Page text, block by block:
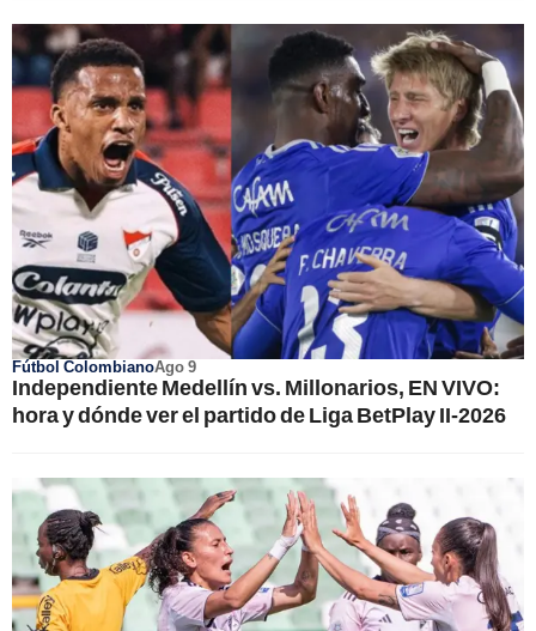
Fútbol ColombianoAgo 9
Independiente Medellín vs. Millonarios, EN VIVO:
hora y dónde ver el partido de Liga BetPlay II-2026